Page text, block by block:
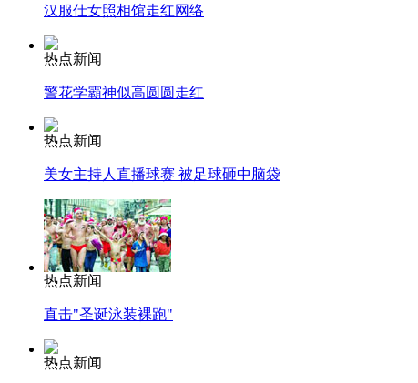
纽约上演“枕头大战”
汉服仕女照相馆走红网络
热点新闻
警花学霸神似高圆圆走红
热点新闻
美女主持人直播球赛 被足球砸中脑袋
热点新闻
直击"圣诞泳装裸跑"
热点新闻